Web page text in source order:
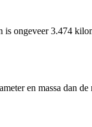
ongeveer 3.474
en massa dan